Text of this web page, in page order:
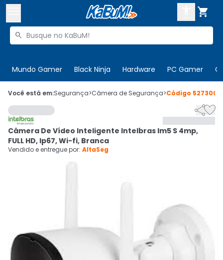

Buscar produtos

Mundo Gamer Black Ninja Hardware PC Gamer
 Olá. Acesse sua conta
 Departamentos
Cupons
CADASTRE-SE
Você está em:Segurança>Câmera de Segurança>Código 527300

Câmera De Vídeo Inteligente Intelbras Im5 S 4mp,
FULL HD, Ip67, Wi-fi, Branca
Vendido e entregue por: AltaSeg